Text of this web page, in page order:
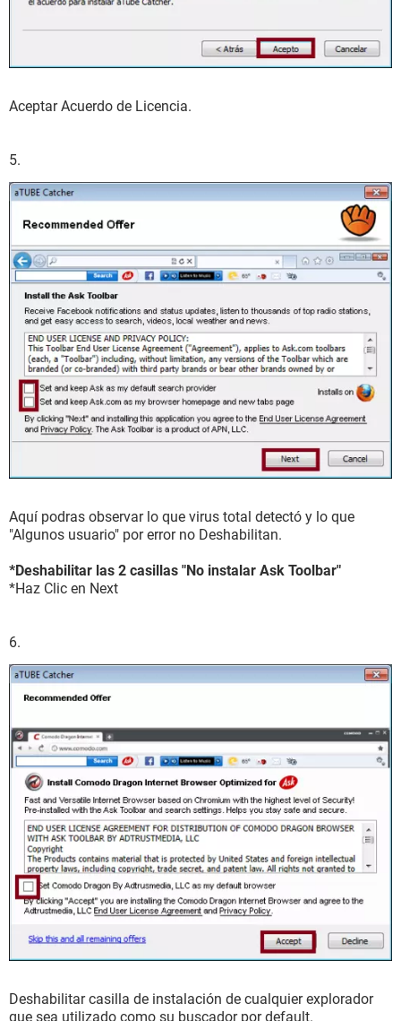
Aceptar Acuerdo de Licencia.
5.
Aquí podras observar lo que virus total detectó y lo que
"Algunos usuario" por error no Deshabilitan.
*Deshabilitar las 2 casillas "No instalar Ask Toolbar"
*Haz Clic en Next
6.
Deshabilitar casilla de instalación de cualquier explorador
que sea utilizado como su buscador por default.